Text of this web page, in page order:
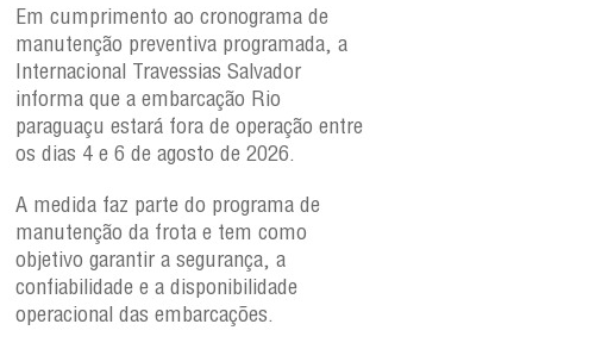
Em cumprimento ao cronograma de
manutenção preventiva programada, a
Internacional Travessias Salvador
informa que a embarcação Rio
paraguaçu estará fora de operação entre
os dias 4 e 6 de agosto de 2026.
A medida faz parte do programa de
manutenção da frota e tem como
objetivo garantir a segurança, a
confiabilidade e a disponibilidade
operacional das embarcações.